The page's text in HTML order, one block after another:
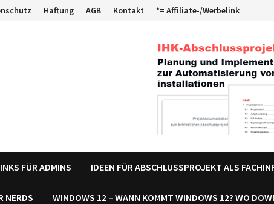
Haftung AGB Kontakt *= Affiliate-/Werbelink
FÜR ADMINS IDEEN FÜR ABSCHLUSSPROJEKT ALS
NERDS WINDOWS 12 – WANN KOMMT WINDOWS 12? WO